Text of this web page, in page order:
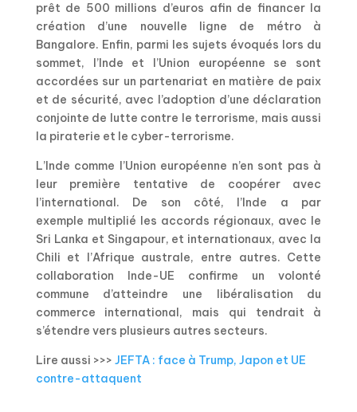
prêt de 500 millions d’euros afin de financer la
création d’une nouvelle ligne de métro à
Bangalore. Enfin, parmi les sujets évoqués lors du
sommet, l’Inde et l’Union européenne se sont
accordées sur un partenariat en matière de paix
et de sécurité, avec l’adoption d’une déclaration
conjointe de lutte contre le terrorisme, mais aussi
la piraterie et le cyber-terrorisme.
L’Inde comme l’Union européenne n’en sont pas à
leur première tentative de coopérer avec
l’international. De son côté, l’Inde a par
exemple multiplié les accords régionaux, avec le
Sri Lanka et Singapour, et internationaux, avec la
Chili et l’Afrique australe, entre autres. Cette
collaboration Inde-UE confirme un volonté
commune d’atteindre une libéralisation du
commerce international, mais qui tendrait à
s’étendre vers plusieurs autres secteurs.
Lire aussi >>> JEFTA : face à Trump, Japon et UE
contre-attaquent